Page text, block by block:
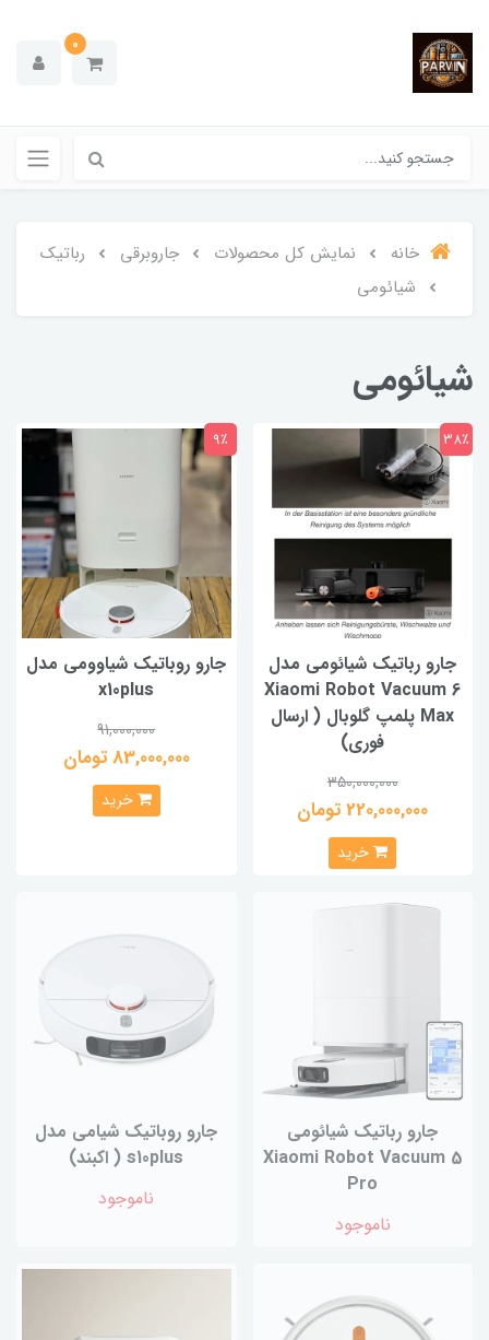
0
خانه نمایش کل محصولات جاروبرقی
رباتیک
شیائومی
شیائومی
جارو رباتیک شیائومی مدل
Xiaomi Robot Vacuum 6
Max پلمپ گلوبال ( ارسال
فوری)
350,000,000
220,000,000 تومان
38٪
خرید
جارو روباتیک شیاوومی مدل
x10plus
91,000,000
83,000,000 تومان
9٪
خرید
جارو رباتیک شیائومی
Xiaomi Robot Vacuum 5
Pro
ناموجود
جارو روباتیک شیامی مدل
s10plus ( اکبند)
ناموجود